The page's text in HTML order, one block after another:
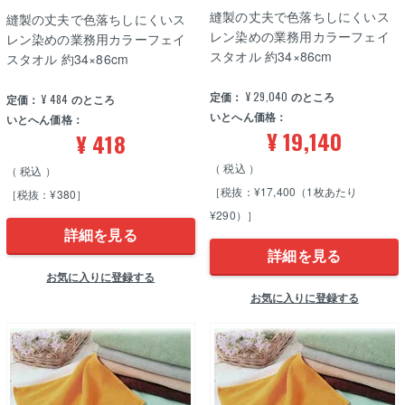
定価： ¥ 484 のところ
いとへん価格：
¥418
税込
［税抜：¥380］
縫製の丈夫で色落ちしにくいス
レン染めの業務用カラーフェイ
スタオル 約34×86cm
詳細を見る
お気に入りに登録する
定価： ¥29,040 のところ
いとへん価格：
¥19,140
税込
［税抜：¥17,400（1枚あたり
¥290）］
縫製の丈夫で色落ちしにくいス
レン染めの業務用カラーフェイ
スタオル 約34×86cm
詳細を見る
お気に入りに登録する